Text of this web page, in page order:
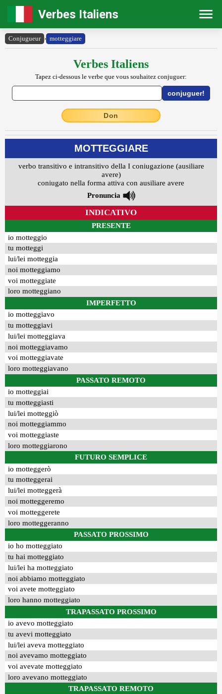
Verbes Italiens
Conjugueur › motteggiare
Verbes Italiens
Tapez ci-dessous le verbe que vous souhaitez conjuguer:
Don
MOTTEGGIARE
verbo transitivo e intransitivo della I coniugazione (ausiliare
avere)
coniugato nella forma attiva con ausiliare avere
Pronuncia
INDICATIVO
PRESENTE
io motteggio
tu motteggi
lui/lei motteggia
noi motteggiamo
voi motteggiate
loro motteggiano
IMPERFETTO
io motteggiavo
tu motteggiavi
lui/lei motteggiava
noi motteggiavamo
voi motteggiavate
loro motteggiavano
PASSATO REMOTO
io motteggiai
tu motteggiasti
lui/lei motteggiò
noi motteggiammo
voi motteggiaste
loro motteggiarono
FUTURO SEMPLICE
io motteggerò
tu motteggerai
lui/lei motteggerà
noi motteggeremo
voi motteggerete
loro motteggeranno
PASSATO PROSSIMO
io ho motteggiato
tu hai motteggiato
lui/lei ha motteggiato
noi abbiamo motteggiato
voi avete motteggiato
loro hanno motteggiato
TRAPASSATO PROSSIMO
io avevo motteggiato
tu avevi motteggiato
lui/lei aveva motteggiato
noi avevamo motteggiato
voi avevate motteggiato
loro avevano motteggiato
TRAPASSATO REMOTO